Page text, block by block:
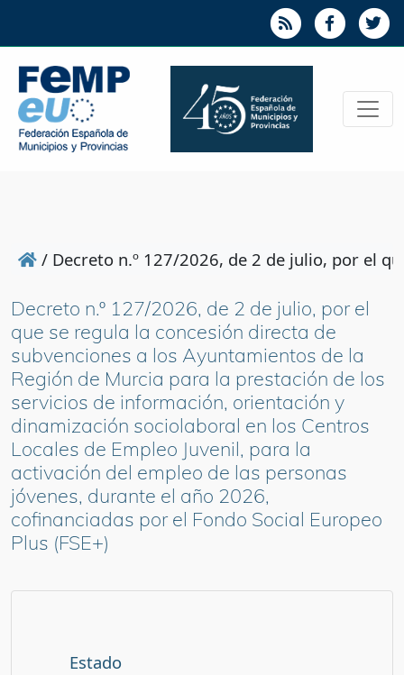
/ Decreto n.º 127/2026, de 2 de julio, por el
Decreto n.º 127/2026, de 2 de julio, por el
que se regula la concesión directa de
subvenciones a los Ayuntamientos de la
Región de Murcia para la prestación de los
servicios de información, orientación y
dinamización sociolaboral en los Centros
Locales de Empleo Juvenil, para la
activación del empleo de las personas
jóvenes, durante el año 2026,
cofinanciadas por el Fondo Social Europeo
Plus (FSE+)
Estado